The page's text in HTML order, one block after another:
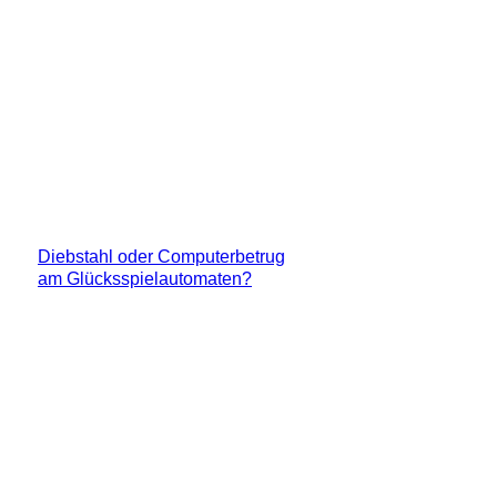
Diebstahl oder Computerbetrug
am Glücksspielautomaten?